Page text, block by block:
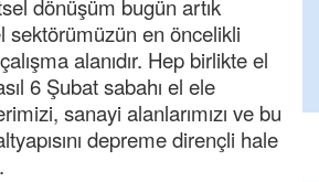
dönüşüm bugün artık
sektörümüzün en öncelikli
alanıdır. Hep birlikte el
6 Şubat sabahı el ele
sanayi alanlarımızı ve bu
depreme dirençli hale